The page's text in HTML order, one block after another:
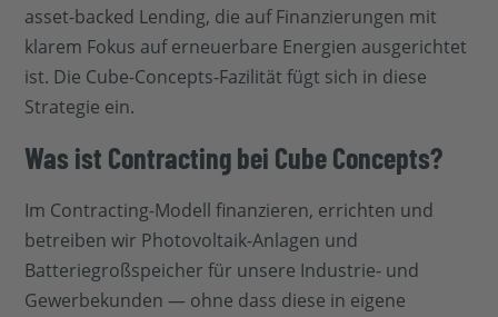
asset-backed Lending, die auf Finanzierungen mit
klarem Fokus auf erneuerbare Energien ausgerichtet
ist. Die Cube-Concepts-Fazilität fügt sich in diese
Strategie ein.
Was ist Contracting bei Cube Concepts?
Im Contracting-Modell finanzieren, errichten und
betreiben wir Photovoltaik-Anlagen und
Batteriegroßspeicher für unsere Industrie- und
Gewerbekunden — ohne dass diese in eigene